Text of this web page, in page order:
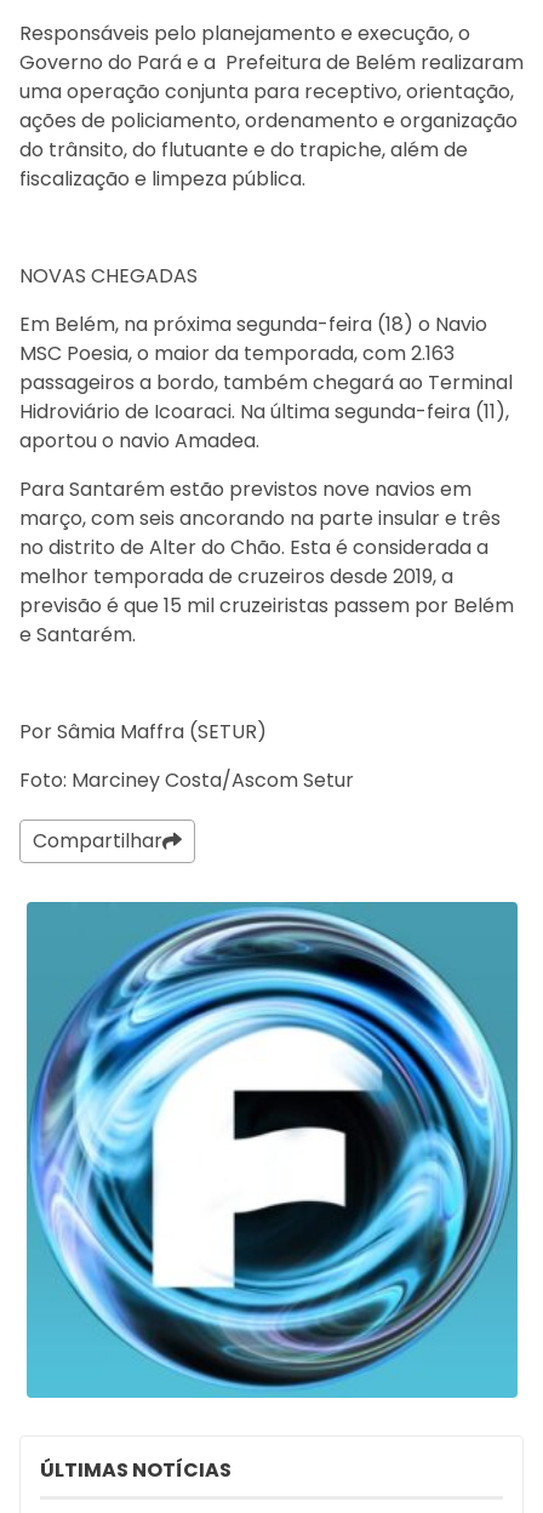
Responsáveis pelo planejamento e execução, o
Governo do Pará e a Prefeitura de Belém realizaram
uma operação conjunta para receptivo, orientação,
ações de policiamento, ordenamento e organização
do trânsito, do flutuante e do trapiche, além de
fiscalização e limpeza pública.
NOVAS CHEGADAS
Em Belém, na próxima segunda-feira (18) o Navio
MSC Poesia, o maior da temporada, com 2.163
passageiros a bordo, também chegará ao Terminal
Hidroviário de Icoaraci. Na última segunda-feira (11),
aportou o navio Amadea.
Para Santarém estão previstos nove navios em
março, com seis ancorando na parte insular e três
no distrito de Alter do Chão. Esta é considerada a
melhor temporada de cruzeiros desde 2019, a
previsão é que 15 mil cruzeiristas passem por Belém
e Santarém.
Por Sâmia Maffra (SETUR)
Foto: Marciney Costa/Ascom Setur
Compartilhar
ÚLTIMAS NOTÍCIAS